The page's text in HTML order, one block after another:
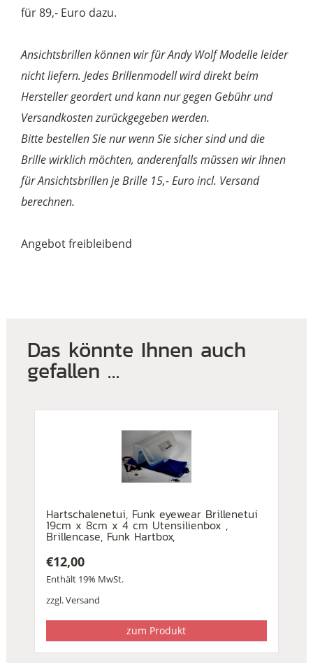
für 89,- Euro dazu.
Ansichtsbrillen können wir für Andy Wolf Modelle leider
nicht liefern. Jedes Brillenmodell wird direkt beim
Hersteller geordert und kann nur gegen Gebühr und
Versandkosten zurückgegeben werden.
Bitte bestellen Sie nur wenn Sie sicher sind und die
Brille wirklich möchten, anderenfalls müssen wir Ihnen
für Ansichtsbrillen je Brille 15,- Euro incl. Versand
berechnen.
Angebot freibleibend
Das könnte Ihnen auch
gefallen …
Hartschalenetui, Funk eyewear Brillenetui
19cm x 8cm x 4 cm Utensilienbox ,
Brillencase, Funk Hartbox,
€12,00
Enthält 19% MwSt.
zzgl.Versand
zum Produkt